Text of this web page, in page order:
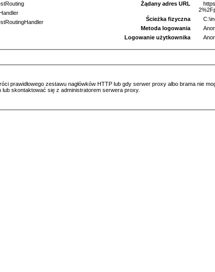
Żądany adres URL
Ścieżka fizyczna
Metoda logowania
Logowanie użytkownika
prawidłowego zestawu nagłówków HTTP lub gdy serwer proxy albo brama
skontaktować się z administratorem serwera proxy.